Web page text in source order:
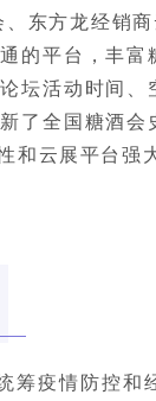
东方龙经销
的平台，丰
坛活动时间
了全国糖酒
和云展平台强
筹疫情防控和